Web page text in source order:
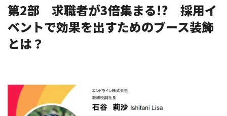
第2部 求職者が3倍集まる!? 採用イ
ベントで効果を出すためのブース装飾
とは？